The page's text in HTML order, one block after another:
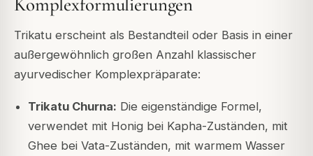
Trikatu erscheint als Bestandteil oder Basis in einer
außergewöhnlich großen Anzahl klassischer
ayurvedischer Komplexpräparate:
Trikatu Churna: Die eigenständige Formel,
verwendet mit Honig bei Kapha-Zuständen, mit
Ghee bei Vata-Zuständen, mit warmem Wasser